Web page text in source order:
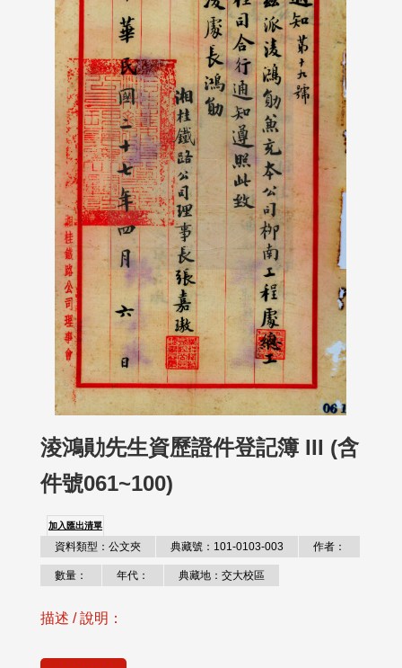
淩鴻勛先生資歷證件登記簿 III (含
件號061~100)
加入匯出清單
資料類型：公文夾 典藏號：101-0103-003 作者：
數量： 年代： 典藏地：交大校區
描述 / 說明：